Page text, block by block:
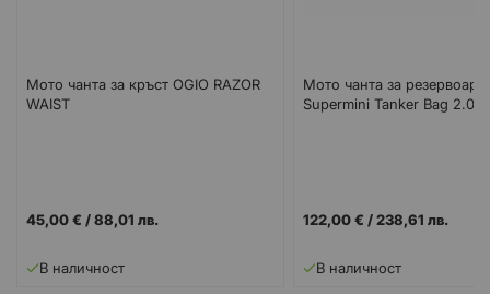
Мото чанта за кръст OGIO RAZOR
WAIST
45,00 € /88,01 лв.
В наличност
Мото чанта за резервоар
Supermini Tanker Bag 2.0
122,00 € /238,61 лв.
В наличност